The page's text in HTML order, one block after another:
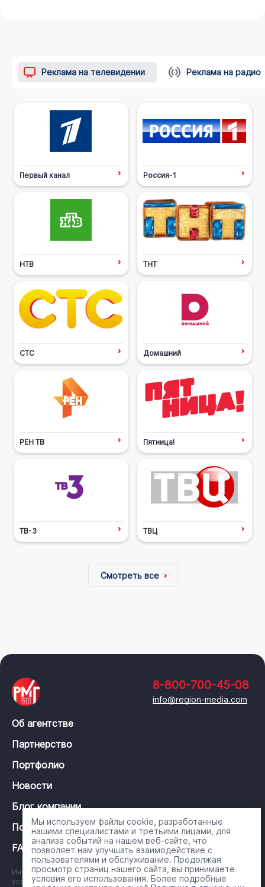
Реклама на телевидении Реклама на радио
Первый канал Россия-1
НТВ ТНТ
СТС Домашний
РЕН ТВ Пятница!
ТВ-3 ТВЦ
Смотреть все
8-800-700-45-08
info@region-media.com
Об агентстве
Партнерство
Портфолио
Новости
Блог компании
Политика конфиденциальности
FAQ
Информация на сайте носит справочный характер и ни при каких
условиях не является публичной офертой
Мы используем файлы cookie, разработанные
нашими специалистами и третьими лицами, для
анализа событий на нашем веб-сайте, что
позволяет нам улучшать взаимодействие с
пользователями и обслуживание. Продолжая
просмотр страниц нашего сайта, вы принимаете
условия его использования. Более подробные